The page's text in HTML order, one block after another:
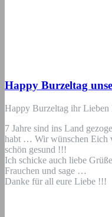
Happy Burzeltag
Happy Burzeltag ihr Lieben
7 Jahre sind ins Land
habt … Wir wünschen Eich
schön gesund !!!
Ich schicke auch liebe
Frauchen und sage …
Danke für all eure Liebe !!!